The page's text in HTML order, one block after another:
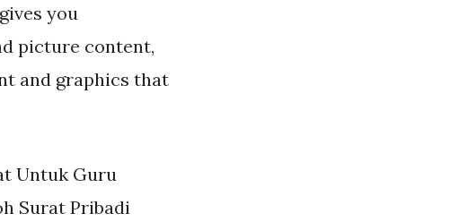
you
picture content,
and graphics that
Untuk Guru
Surat Pribadi